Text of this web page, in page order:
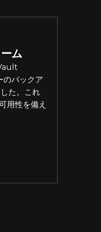
ム
バックア
た。これ
用性を備え